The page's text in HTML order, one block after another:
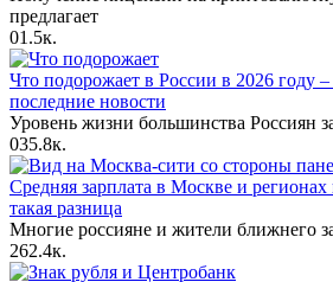
предлагает
01.5к.
Что подорожает в России в 2026 году
последние новости
Уровень жизни большинства Россиян
035.8к.
Средняя зарплата в Москве и
такая разница
Многие россияне и жители ближнего
262.4к.